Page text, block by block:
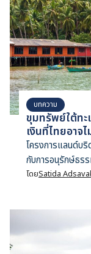
บทความ
ขุมทรัพย์ใต้ทะ
เงินที่ไทยอาจ
โครงการแลนด์บ
กับการอนุรักษ์ธร
ชวนสำรวจกรณีศึ
โดยSatida